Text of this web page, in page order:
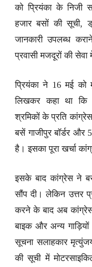
को प्रियंका के निजी
हजार बसों की सूची,
जानकारी उपलब्ध
प्रवासी मजदूरों की
प्रियंका ने 16 मई को
लिखकर कहा था कि
श्रमिकों के प्रति कांग्रेस
बसें गाजीपुर बॉर्डर और
है। इसका पूरा खर्चा
इसके बाद कांग्रेस ने
सौंप दी। लेकिन उत्तर
करने के बाद अब
बाइक और अन्य
सूचना सलाहकार
की सूची में